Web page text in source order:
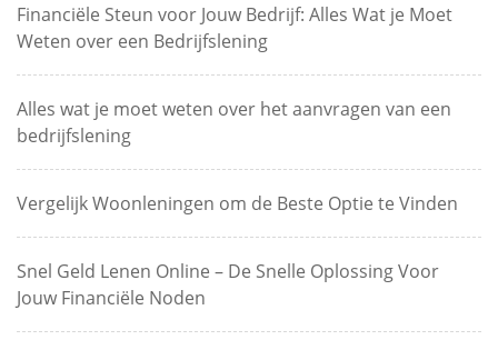
Financiële Steun voor Jouw Bedrijf: Alles Wat je Moet
Weten over een Bedrijfslening
Alles wat je moet weten over het aanvragen van een
bedrijfslening
Vergelijk Woonleningen om de Beste Optie te Vinden
Snel Geld Lenen Online – De Snelle Oplossing Voor
Jouw Financiële Noden